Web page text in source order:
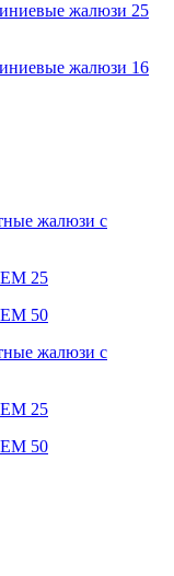
жалюзи 25
жалюзи 16
жалюзи с
25
50
жалюзи с
25
50